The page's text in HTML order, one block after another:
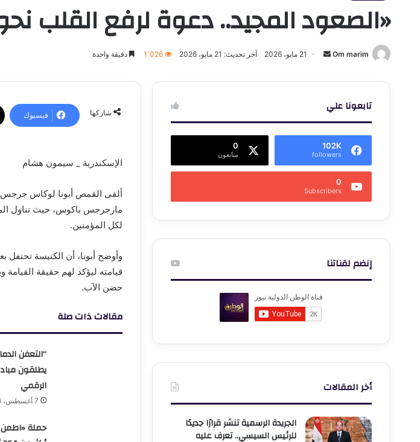
«الصعود المجيد.. دعوة لرفع القلب
Om marim
أرسل
إلكترونيا
21 مايو، 2026 آخر تحديث: 21 مايو، 2026 1٬026 دقيقة واحدة
شاركها فيسبوك
الإسكندرية _ سيمون هشام
ألقى القمص أبونا لوكاس جرجس
مارجرجس باكوس، حيث تناول
لكل المؤمنين.
وأوضح أبونا، أن الكنيسة تحتفل
قيامته ليؤكد لهم حقيقة القيامة
حضن الآب.
مقالات ذات صلة
“التعفن
يطلقون
الرقمي
7 أغسطس، 2026
حملة
تابعونا علي
102K
followers
0
متابعون
0
Subscribers
إنضم لقناتنا
أخر المقالات
الجريدة الرسمية تنشر قرارًا جديدًا
للرئيس السيسي.. تعرف عليه